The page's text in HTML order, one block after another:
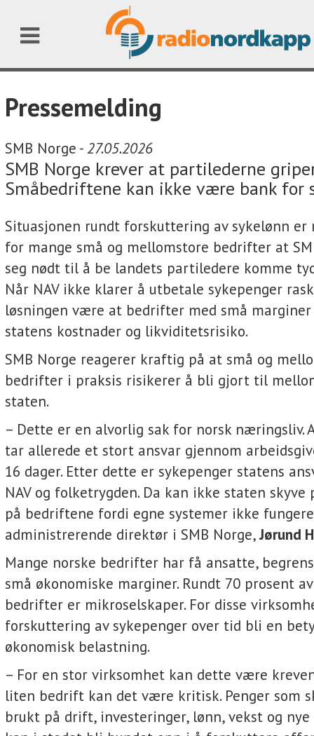
Pressemelding
SMB Norge -27.05.2026
SMB Norge krever at partilederne
Småbedriftene kan ikke være bank for
Situasjonen rundt forskuttering av sykelønn er
for mange små og mellomstore bedrifter at
seg nødt til å be landets partiledere komme
Når NAV ikke klarer å utbetale sykepenger
løsningen være at bedrifter med små
statens kostnader og likviditetsrisiko.
SMB Norge reagerer kraftig på at små og
bedrifter i praksis risikerer å bli gjort til
staten.
– Dette er en alvorlig sak for norsk næringsliv.
tar allerede et stort ansvar gjennom
16 dager. Etter dette er sykepenger statens
NAV og folketrygden. Da kan ikke staten
på bedriftene fordi egne systemer ikke
administrerende direktør i SMB Norge,Jørund
Mange norske bedrifter har få ansatte,
små økonomiske marginer. Rundt 70 prosent
bedrifter er mikroselskaper. For disse
forskuttering av sykepenger over tid bli en
økonomisk belastning.
– For en stor virksomhet kan dette være
liten bedrift kan det være kritisk. Penger som
brukt på drift, investeringer, lønn, vekst og nye